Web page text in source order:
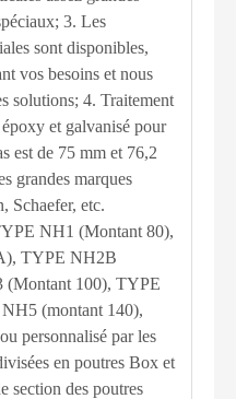
3. Les
sont disponibles,
vos besoins et nous
solutions; 4. Traitement
et galvanisé pour
est de 75 mm et 76,2
grandes marques
Schaefer, etc.
NH1 (Montant 80),
TYPE NH2B
100), TYPE
(montant 140),
personnalisé par les
en poutres Box et
section des poutres